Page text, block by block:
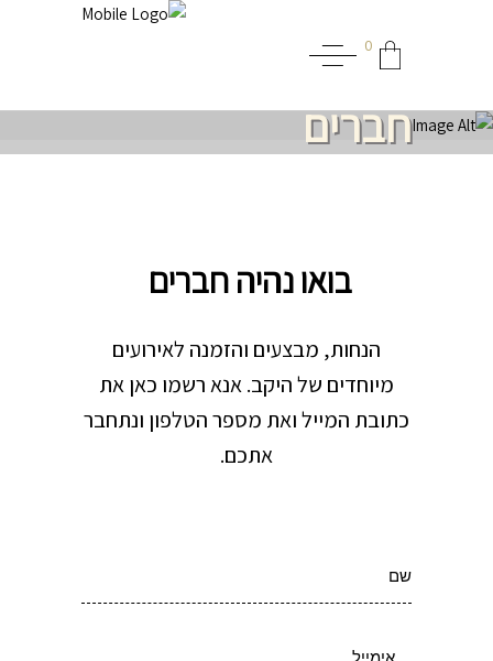
0
חברים
בואו נהיה חברים
הנחות, מבצעים והזמנה לאירועים
מיוחדים של היקב. אנא רשמו כאן את
כתובת המייל ואת מספר הטלפון ונתחבר
אתכם.